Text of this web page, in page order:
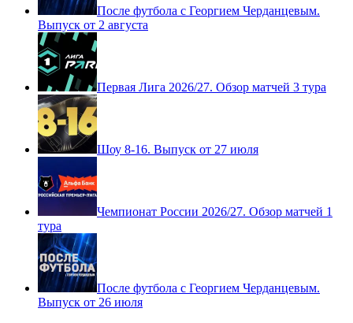
После футбола с Георгием Черданцевым.
Выпуск от 2 августа
Первая Лига 2026/27. Обзор матчей 3 тура
Шоу 8-16. Выпуск от 27 июля
Чемпионат России 2026/27. Обзор матчей 1
тура
После футбола с Георгием Черданцевым.
Выпуск от 26 июля